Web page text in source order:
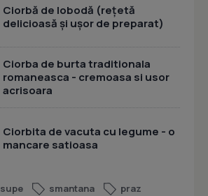
Ciorbă de lobodă (rețetă
delicioasă și ușor de preparat)
Ciorba de burta traditionala
romaneasca - cremoasa si usor
acrisoara
Ciorbita de vacuta cu legume - o
mancare satioasa
supe smantana
praz